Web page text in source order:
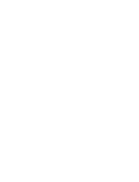
versteht. Aus
200 qualifizierte
sind Sie bei ISOWA